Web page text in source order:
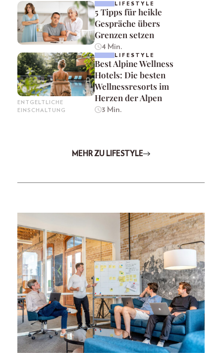
LIFESTYLE
5 Tipps für heikle
Gespräche übers
Grenzen setzen
4 Min.
ENTGELTLICHE
EINSCHALTUNG
LIFESTYLE
Best Alpine Wellness
Hotels: Die besten
Wellnessresorts im
Herzen der Alpen
3 Min.
MEHR ZU LIFESTYLE